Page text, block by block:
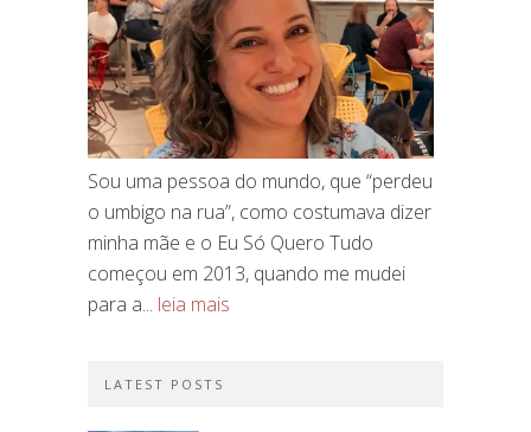
Sou uma pessoa do mundo, que “perdeu
o umbigo na rua”, como costumava dizer
minha mãe e o Eu Só Quero Tudo
começou em 2013, quando me mudei
para a... leia mais
LATEST POSTS